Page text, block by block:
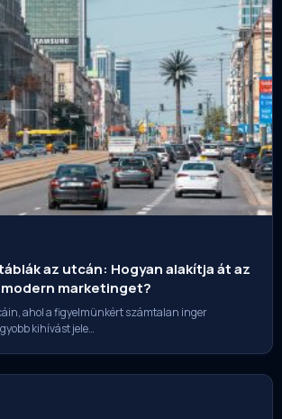
az utcán: Hogyan alakítja át az
marketinget?
ahol a figyelmünkért számtalan inger
kihívást jele…